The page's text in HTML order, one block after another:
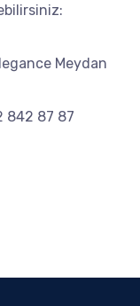
Meydan
842 87 87